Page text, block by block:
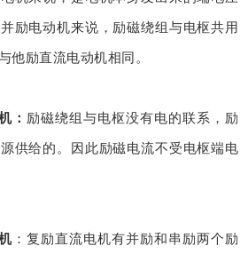
励电动机来说，励磁绕组与电枢共用
他励直流电动机相同。
： 励磁绕组与电枢没有电的联系，励
供给的。因此励磁电流不受电枢端电
：复励直流电机有并励和串励两个励